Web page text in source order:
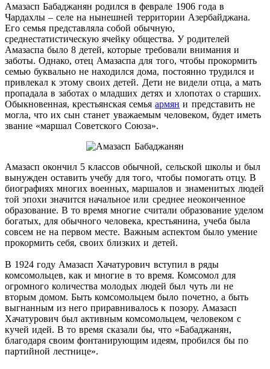
Амазасп Бабаджанян родился в феврале 1906 года в
Чардахлы – селе на нынешней территории Азербайджана.
Его семья представляла собой обычную,
среднестатистическую ячейку общества. У родителей
Амазаспа было 8 детей, которые требовали внимания и
заботы. Однако, отец Амазаспа для того, чтобы прокормить
семью буквально не находился дома, постоянно трудился и
привлекал к этому своих детей. Дети не видели отца, а мать
пропадала в заботах о младших детях и хлопотах о старших.
Обыкновенная, крестьянская семьяармян и представить не
могла, что их сын станет уважаемым человеком, будет иметь
звание «маршал Советского Союза».
Амазасп окончил 5 классов обычной, сельской школы и был
вынужден оставить учебу для того, чтобы помогать отцу. В
биографиях многих военных, маршалов и знаменитых людей
той эпохи значится начальное или среднее неоконченное
образование. В то время многие считали образование уделом
богатых, для обычного человека, крестьянина, учеба была
совсем не на первом месте. Важным аспектом было умение
прокормить себя, своих близких и детей.
В 1924 году Амазасп Хачатурович вступил в ряды
комсомольцев, как и многие в то время. Комсомол для
огромного количества молодых людей был чуть ли не
вторым домом. Быть комсомольцем было почетно, а быть
выгнанным из него приравнивалось к позору. Амазасп
Хачатурович был активным комсомольцем, человеком с
кучей идей. В то время сказали бы, что «Бабаджанян,
благодаря своим фонтанирующим идеям, пробился бы по
партийной лестнице».